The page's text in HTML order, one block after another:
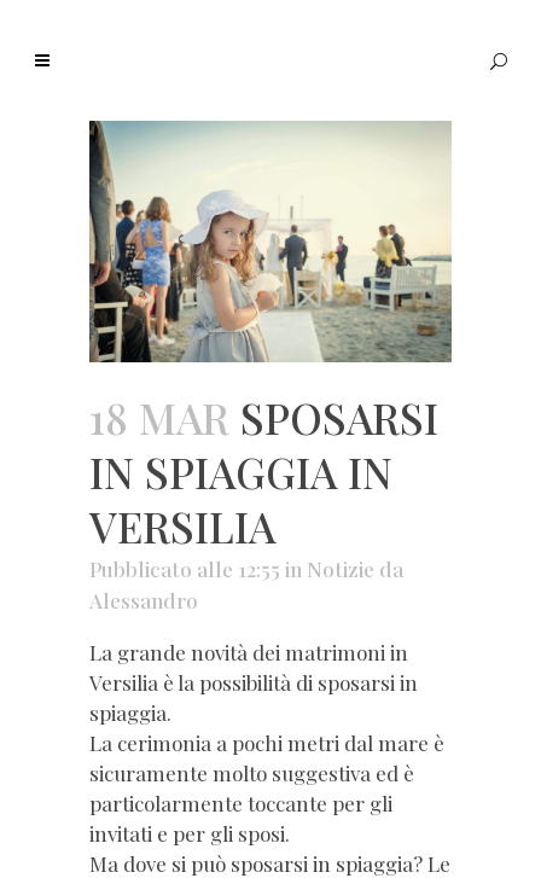
18 MAR SPOSARSI
IN SPIAGGIA IN
VERSILIA
Pubblicato alle 12:55 in Notizie da
Alessandro
La grande novità dei matrimoni in
Versilia è la possibilità di sposarsi in
spiaggia.
La cerimonia a pochi metri dal mare è
sicuramente molto suggestiva ed è
particolarmente toccante per gli
invitati e per gli sposi.
Ma dove si può sposarsi in spiaggia? Le